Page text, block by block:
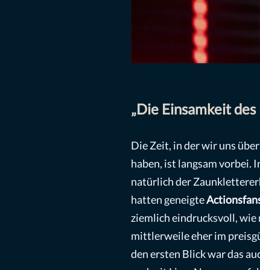
„Die Einsamkeit
Die Zeit, in der wir uns
haben, ist langsam vorbei.
natürlich der
hatten geneigte
ziemlich eindrucksvoll, wie
mittlerweile eher im
den ersten Blick war das